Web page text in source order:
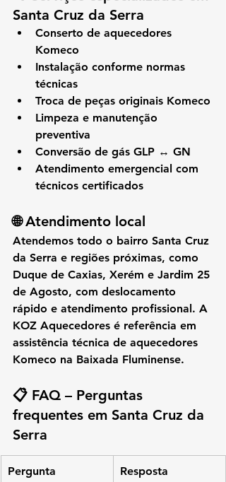
Santa Cruz da Serra
Conserto de aquecedores
Komeco
Instalação conforme normas
técnicas
Troca de peças originais Komeco
Limpeza e manutenção
preventiva
Conversão de gás GLP ↔ GN
Atendimento emergencial com
técnicos certificados
🌐 Atendimento local
Atendemos todo o bairro Santa Cruz
da Serra e regiões próximas, como
Duque de Caxias, Xerém e Jardim 25
de Agosto, com deslocamento
rápido e atendimento profissional. A
KOZ Aquecedores é referência em
assistência técnica de aquecedores
Komeco na Baixada Fluminense.
📋 FAQ – Perguntas
frequentes em Santa Cruz da
Serra
Pergunta Resposta